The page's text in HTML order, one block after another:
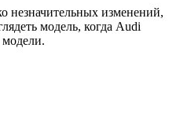
незначительных изменений,
модель, когда Audi